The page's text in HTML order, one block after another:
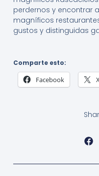
perdernos y encontrar
magníficos
gustos y distinguidas
Comparte esto:
Facebook X